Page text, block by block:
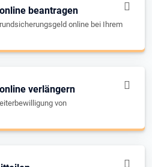
beantragen
online bei Ihrem
verlängern
von